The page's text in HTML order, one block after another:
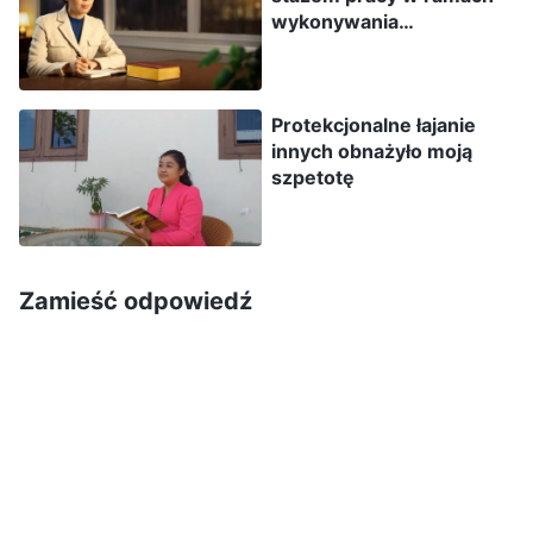
chwalili mnie za mój duży potencjał i zdolność do
pracy”. Widząc, że wszyscy uważnie mnie
to dlatego, że mojego omówienia słuchały wtedy
zaledwie trzy osoby. Pomyślałam: „Byłoby
wspaniale, gdy więcej osób mnie słuchało i
dowiedziało się o mojej zdolności do pracy”. Po
zgromadzeniu w moim sercu zagnieździł się
wykonywania
Protekcjonalne łajanie
innych obnażyło moją
szpetotę
Zamieść odpowiedź